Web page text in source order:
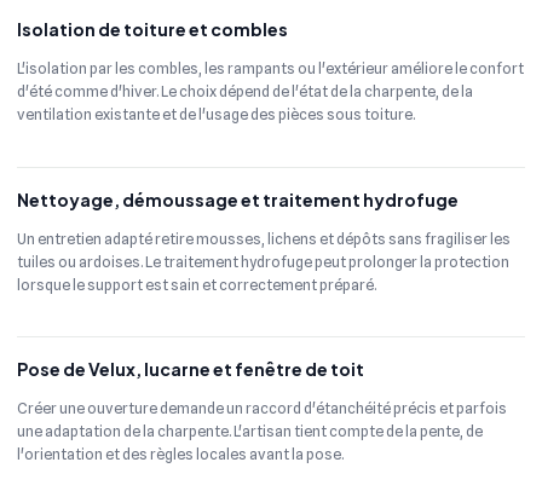
Isolation de toiture et combles
L'isolation par les combles, les rampants ou l'extérieur améliore le confort
d'été comme d'hiver. Le choix dépend de l'état de la charpente, de la
ventilation existante et de l'usage des pièces sous toiture.
Nettoyage, démoussage et traitement hydrofuge
Un entretien adapté retire mousses, lichens et dépôts sans fragiliser les
tuiles ou ardoises. Le traitement hydrofuge peut prolonger la protection
lorsque le support est sain et correctement préparé.
Pose de Velux, lucarne et fenêtre de toit
Créer une ouverture demande un raccord d'étanchéité précis et parfois
une adaptation de la charpente. L'artisan tient compte de la pente, de
l'orientation et des règles locales avant la pose.